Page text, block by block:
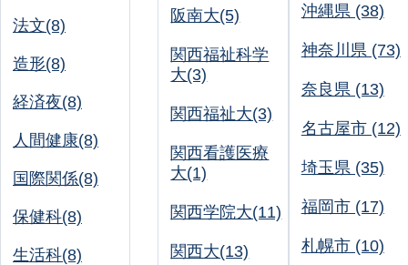
法文(8)
造形(8)
経済夜(8)
人間健康(8)
国際関係(8)
保健科(8)
生活科(8)
阪南大(5)
関西福祉科学
大(3)
関西福祉大(3)
関西看護医療
大(1)
関西学院大(11)
関西大(13)
沖縄県 (38)
神奈川県 (73)
奈良県 (13)
名古屋市 (12)
埼玉県 (35)
福岡市 (17)
札幌市 (10)